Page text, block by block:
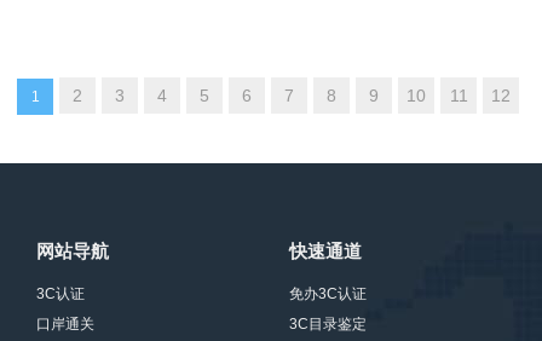
1 2 3 4 5 6 7 8 9 10 11 12
网站导航
3C认证
口岸通关
快速通道
免办3C认证
3C目录鉴定